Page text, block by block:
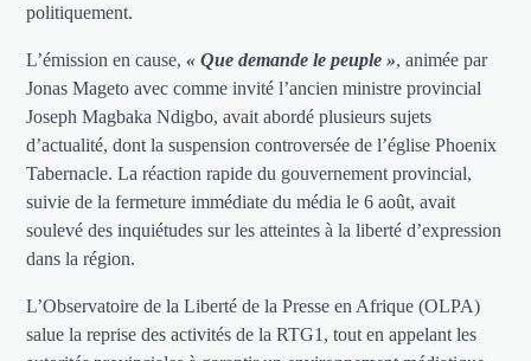
politiquement.
L’émission en cause,« Que demande le peuple », animée par
Jonas Mageto avec comme invité l’ancien ministre provincial
Joseph Magbaka Ndigbo, avait abordé plusieurs sujets
d’actualité, dont la suspension controversée de l’église Phoenix
Tabernacle. La réaction rapide du gouvernement provincial,
suivie de la fermeture immédiate du média le 6 août, avait
soulevé des inquiétudes sur les atteintes à la liberté d’expression
dans la région.
L’Observatoire de la Liberté de la Presse en Afrique (OLPA)
salue la reprise des activités de la RTG1, tout en appelant les